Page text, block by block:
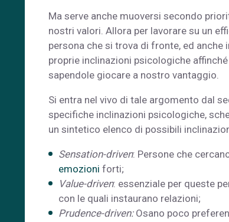
Ma serve anche muoversi secondo
nostri valori. Allora per lavorare su un
persona che si trova di fronte, ed
proprie inclinazioni psicologiche
sapendole giocare a nostro vantaggio.
Si entra nel vivo di tale argomento dal
specifiche inclinazioni psicologiche,
un sintetico elenco di possibili
Sensation-driven: Persone che
emozioni forti;
Value-driven: essenziale per queste
con le quali instaurano relazioni;
Prudence-driven:Osano poco